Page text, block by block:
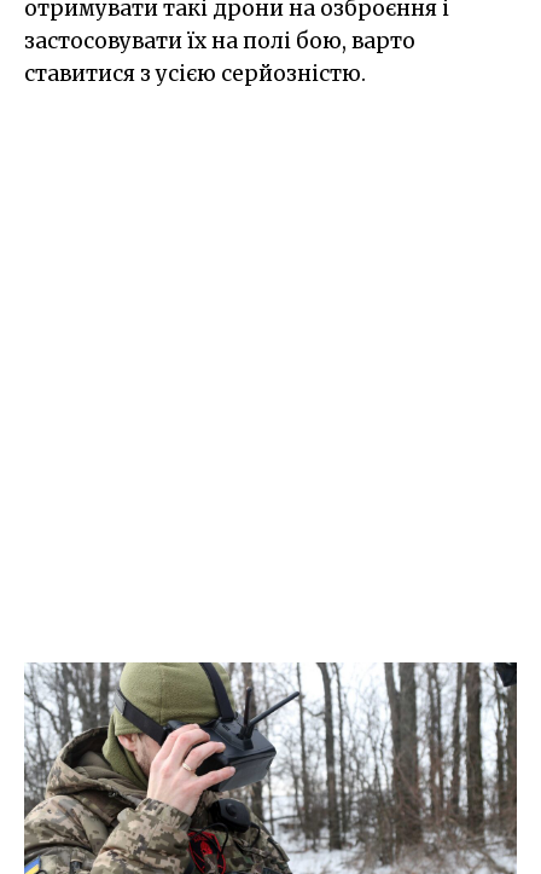
отримувати такі дрони на озброєння і
застосовувати їх на полі бою, варто
ставитися з усією серйозністю.